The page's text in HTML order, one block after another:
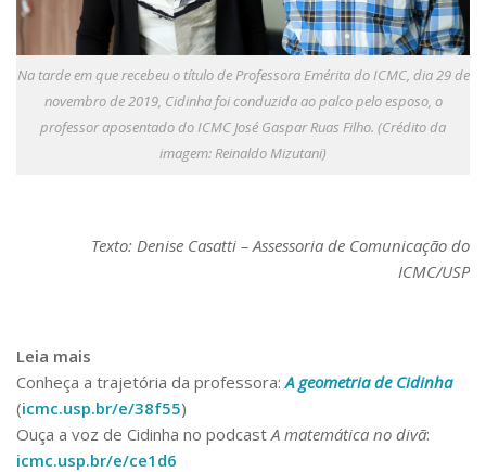
Na tarde em que recebeu o título de Professora Emérita do ICMC, dia 29 de
novembro de 2019, Cidinha foi conduzida ao palco pelo esposo, o
professor aposentado do ICMC José Gaspar Ruas Filho. (Crédito da
imagem: Reinaldo Mizutani)
Texto: Denise Casatti – Assessoria de Comunicação do
ICMC/USP
Leia mais
Conheça a trajetória da professora:A geometria de Cidinha
(icmc.usp.br/e/38f55)
Ouça a voz de Cidinha no podcast A matemática no divã:
icmc.usp.br/e/ce1d6